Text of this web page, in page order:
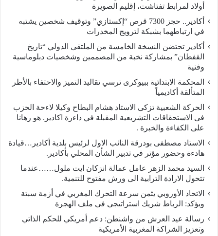
أولاد لمرابط تفتاشت، إقليم الصويرة
أكادير.. حجز 7300 قرص “إكستازي” وتوقيف شخصين يشتبه
في ارتباطهما بشبكة لترويج المخدرات
أكادير تحتضن النسخة الخامسة من الملتقى الدولي “تاريخ
القفطان” بمشاركة نخبة من المصممين وشخصيات دبلوماسية
وفنية
المحكمة الابتدائية ببيوكرى ترسي تقاليد التميز والاحتفاء بالأطر
المتألقة أكاديمياً
الحركة الشعبية تزكى الاستاد هشام البطاح وكيلا لاءحة الحزب
فى الاستحقاقات التشريعية المقبلة في داءرة اكادير. هو رهانا
على الكفاءة والخبرة .
الاستاد مصطفى بودرقة النائب الاول لرئيس بلدية أكادير…قيادة
هادءة وحضور مؤتر في تدبير الشأن المحلي بأكادير.
السيد محمد الزهر عامل عمالة انزكان ايت ملول……عندما
تتحول الارادة الترابية الى ورش مفتوح للتنمية.
الاتحاد الأوروبي يثمن سرعة التحرك المغربي في أزمة سبتة
ويؤكد: الرباط شريك استراتيجي في ملف الهجرة
رسالة عيد العرش من واشنطن: دعم أمريكي للحكم الذاتي
وتعزيز الشراكة المغربية الأمريكية